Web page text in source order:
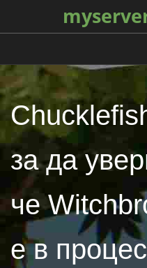
за да
че
е в